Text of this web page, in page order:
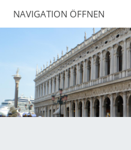
NAVIGATION ÖFFNEN